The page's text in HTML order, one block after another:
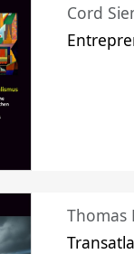
Cord
Thomas